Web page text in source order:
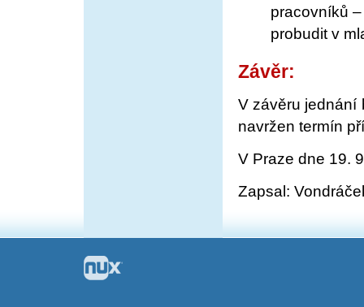
pracovníků
probudit v
Závěr:
V závěru jednání
navržen termín
V Praze dne 19.
Zapsal: